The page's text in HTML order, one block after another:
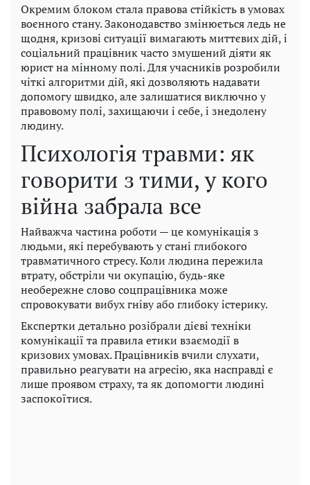
Окремим блоком стала правова стійкість в умовах
воєнного стану. Законодавство змінюється ледь не
щодня, кризові ситуації вимагають миттєвих дій, і
соціальний працівник часто змушений діяти як
юрист на мінному полі. Для учасників розробили
чіткі алгоритми дій, які дозволяють надавати
допомогу швидко, але залишатися виключно у
правовому полі, захищаючи і себе, і знедолену
людину.
Психологія травми: як
говорити з тими, у кого
війна забрала все
Найважча частина роботи — це комунікація з
людьми, які перебувають у стані глибокого
травматичного стресу. Коли людина пережила
втрату, обстріли чи окупацію, будь-яке
необережне слово соцпрацівника може
спровокувати вибух гніву або глибоку істерику.
Експертки детально розібрали дієві техніки
комунікації та правила етики взаємодії в
кризових умовах. Працівників вчили слухати,
правильно реагувати на агресію, яка насправді є
лише проявом страху, та як допомогти людині
заспокоїтися.